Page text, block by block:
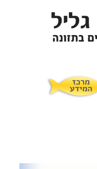
מרכז המטפלים
מרכז המידע